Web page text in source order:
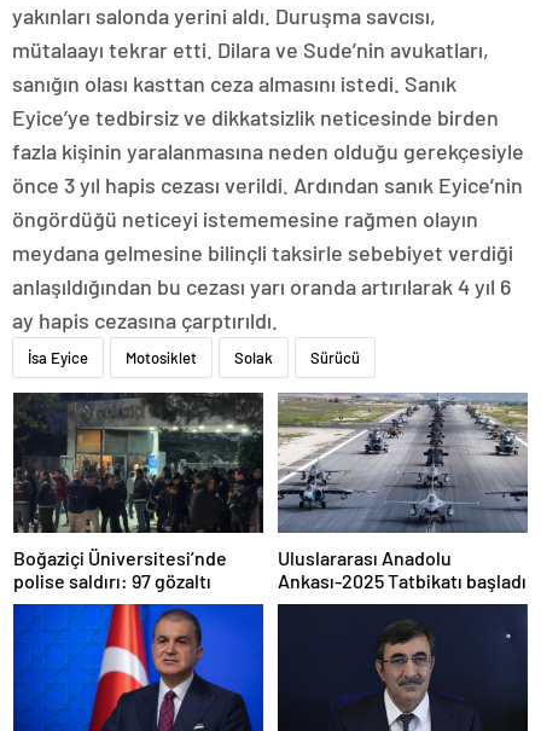
yakınları salonda yerini aldı. Duruşma savcısı,
mütalaayı tekrar etti. Dilara ve Sude’nin avukatları,
sanığın olası kasttan ceza almasını istedi. Sanık
Eyice’ye tedbirsiz ve dikkatsizlik neticesinde birden
fazla kişinin yaralanmasına neden olduğu gerekçesiyle
önce 3 yıl hapis cezası verildi. Ardından sanık Eyice’nin
öngördüğü neticeyi istememesine rağmen olayın
meydana gelmesine bilinçli taksirle sebebiyet verdiği
anlaşıldığından bu cezası yarı oranda artırılarak 4 yıl 6
ay hapis cezasına çarptırıldı.
İsa Eyice Motosiklet Solak Sürücü
Boğaziçi Üniversitesi’nde
polise saldırı: 97 gözaltı
Uluslararası Anadolu
Ankası-2025 Tatbikatı başladı